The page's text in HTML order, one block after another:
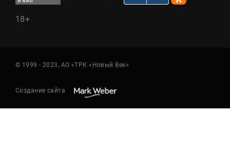
18+
© 1999 - 2023, АО «ТРК «Новый Век»
Создание сайта